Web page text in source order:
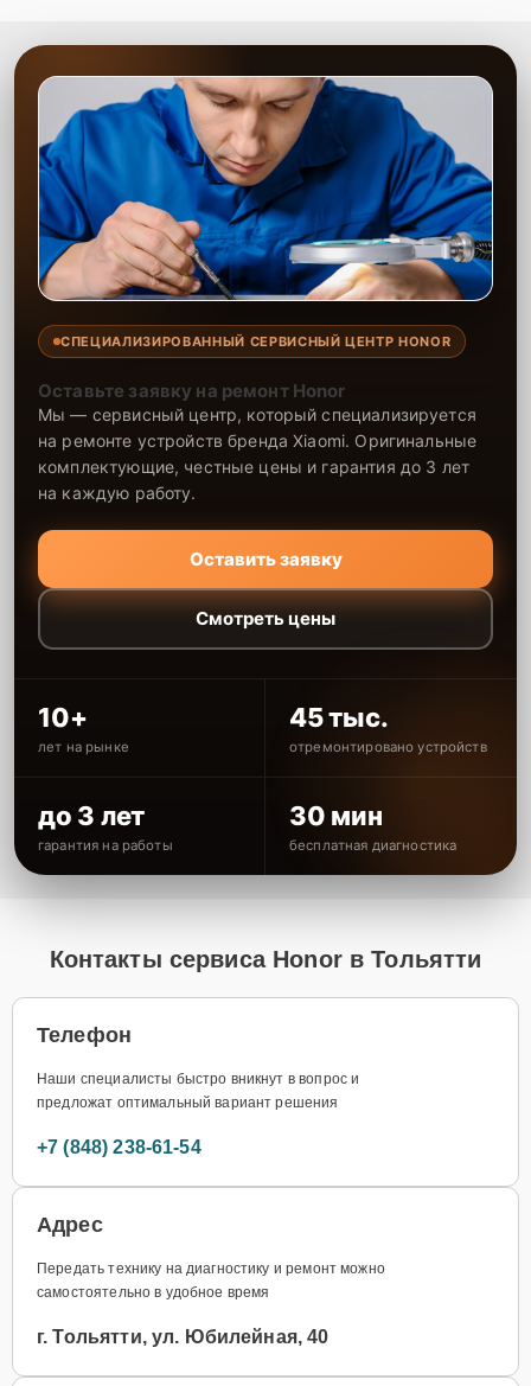
необходимых процедур для улучшения работы вашего ноутбука.
смогут гарантировать стабильность и производительность вашего
устройства. Мы обеспечиваем качественную поддержку, чтобы
ваша техника работала без перебоев.
СПЕЦИАЛИЗИРОВАННЫЙ СЕРВИСНЫЙ ЦЕНТР HONOR
Оставьте заявку на ремонт Honor
Мы — сервисный центр, который специализируется
на ремонте устройств бренда Xiaomi. Оригинальные
комплектующие, честные цены и гарантия до 3 лет
на каждую работу.
Оставить заявку
Смотреть цены
10+
лет на рынке
45 тыс.
отремонтировано устройств
до 3 лет
гарантия на работы
30 мин
бесплатная диагностика
Контакты сервиса Honor в Тольятти
Телефон
Наши специалисты быстро вникнут в вопрос и
предложат оптимальный вариант решения
+7 (848) 238-61-54
Адрес
Передать технику на диагностику и ремонт можно
самостоятельно в удобное время
г. Тольятти, ул. Юбилейная, 40